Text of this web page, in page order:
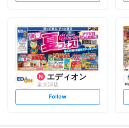
t
l
o
w
エディオン
泉大津店
s
t
Follow